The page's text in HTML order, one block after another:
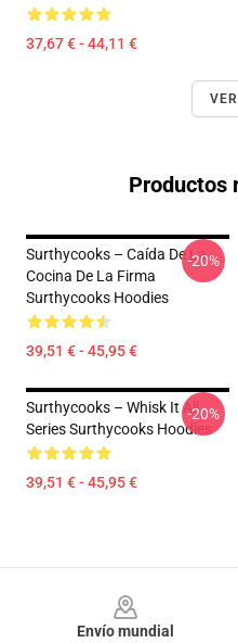
37,67 € - 44,11 €
Productos
Surthycooks – Caída De La
Cocina De La Firma
Surthycooks Hoodies
39,51 € - 45,95 €
-20%
Surthycooks – Whisk It All
Series Surthycooks Hoodies
39,51 € - 45,95 €
-20%
Envío mundial